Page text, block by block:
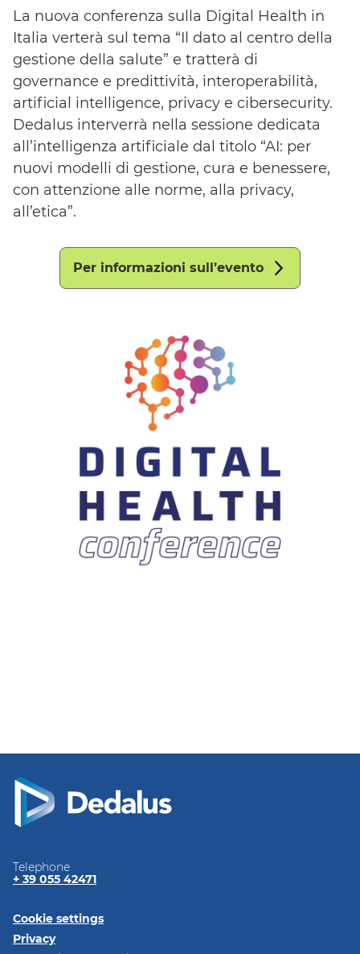
La nuova conferenza sulla Digital Health in
Italia verterà sul tema “Il dato al centro della
gestione della salute” e tratterà di
governance e predittività, interoperabilità,
artificial intelligence, privacy e cibersecurity.
Dedalus interverrà nella sessione dedicata
all’intelligenza artificiale dal titolo “AI: per
nuovi modelli di gestione, cura e benessere,
con attenzione alle norme, alla privacy,
all’etica”.
Per informazioni sull’evento
Telephone
+ 39 055 42471
Cookie settings
Privacy